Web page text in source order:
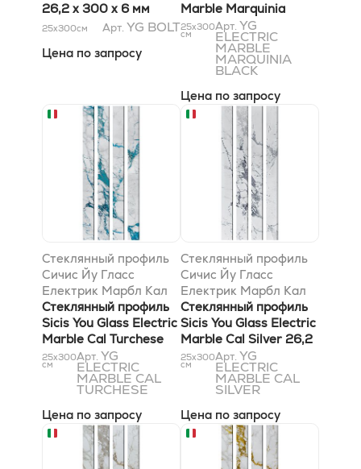
26,2 x 300 x 6 мм
25x300см Арт. YG BOLT
Цена по запросу
Marble Marquinia
Black 26,2 x 300 x 6
мм
25x300
см
Арт. YG
ELECTRIC
MARBLE
MARQUINIA
BLACK
Цена по запросу
Стеклянный профиль
Сичис Йу Гласс
Електрик Марбл Кал
Турчесе 26,2 x 300 x 6
мм
Стеклянный профиль
Sicis You Glass Electric
Marble Cal Turchese
26,2 x 300 x 6 мм
25x300
см
Арт. YG
ELECTRIC
MARBLE CAL
TURCHESE
Цена по запросу
Стеклянный профиль
Сичис Йу Гласс
Електрик Марбл Кал
Сильвер 26,2 x 300 x
6 мм
Стеклянный профиль
Sicis You Glass Electric
Marble Cal Silver 26,2
x 300 x 6 мм
25x300
см
Арт. YG
ELECTRIC
MARBLE CAL
SILVER
Цена по запросу